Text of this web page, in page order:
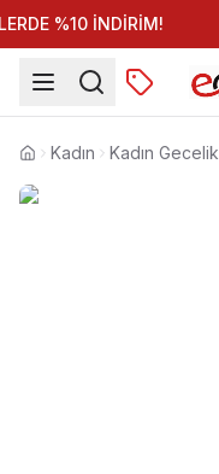
%10 İNDİRİM!
Anasayfa
Kadın Kadın Gecelik